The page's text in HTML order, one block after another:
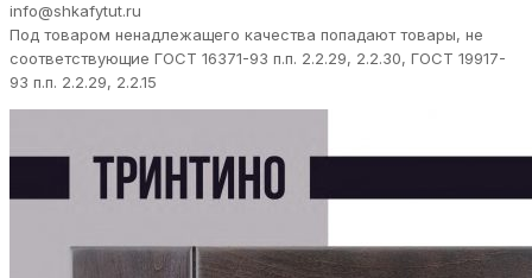
info@shkafytut.ru
Под товаром ненадлежащего качества попадают товары, не
соответствующие ГОСТ 16371-93 п.п. 2.2.29, 2.2.30, ГОСТ 19917-
93 п.п. 2.2.29, 2.2.15